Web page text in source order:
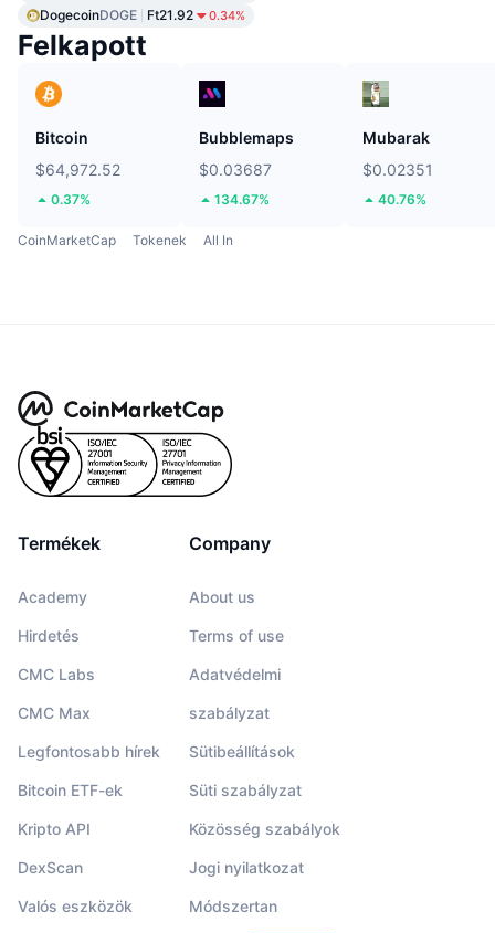
DogecoinDOGE Ft21.92 0.34%
Felkapott
Bitcoin
$64,972.52
0.37%
Bubblemaps
$0.03687
134.67%
Mubarak
$0.02351
40.76%
CoinMarketCap Tokenek All In
Termékek
Academy
Hirdetés
CMC Labs
CMC Max
Legfontosabb hírek
Bitcoin ETF-ek
Kripto API
DexScan
Valós eszközök
Company
About us
Terms of use
Adatvédelmi
szabályzat
Sütibeállítások
Süti szabályzat
Közösség szabályok
Jogi nyilatkozat
Módszertan